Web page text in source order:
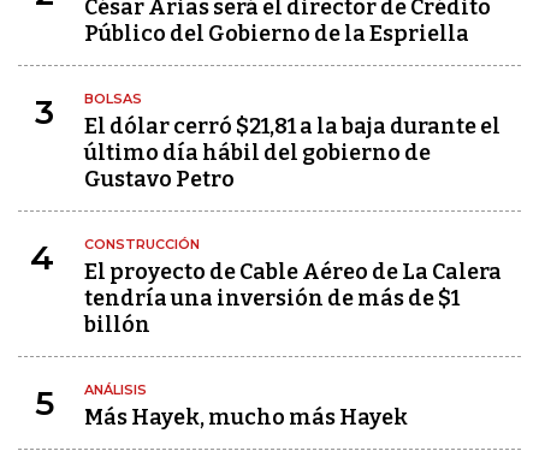
César Arias será el director de Crédito
Público del Gobierno de la Espriella
3 BOLSAS
El dólar cerró $21,81 a la baja durante el
último día hábil del gobierno de
Gustavo Petro
4 CONSTRUCCIÓN
El proyecto de Cable Aéreo de La Calera
tendría una inversión de más de $1
billón
5 ANÁLISIS
Más Hayek, mucho más Hayek